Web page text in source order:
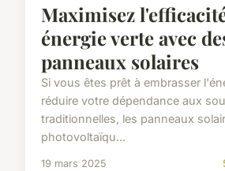
Maximisez
énergie verte avec
panneaux solaires
Si vous êtes prêt à embrasser
réduire votre dépendance aux
traditionnelles, les panneaux
photovoltaïqu...
19 mars 2025